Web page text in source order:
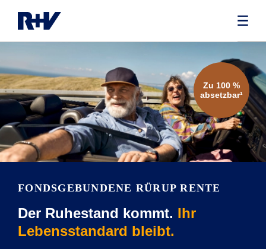
FONDSGEBUNDENE RÜRUP RENTE
Der Ruhestand kommt. Ihr
Lebensstandard bleibt.
Zu 100 %
absetzbar¹